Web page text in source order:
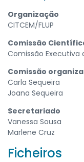
Organização
CITCEM/FLUP
Comissão
Comissão Executiva
Comissão
Carla Sequeira
Joana Sequeira
Secretariado
Vanessa Sousa
Marlene Cruz
Ficheiros